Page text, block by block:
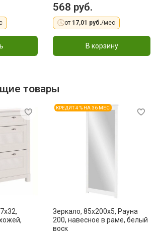
568 руб.
от 17,01 руб./мес
В корзину
товары
КРЕДИТ 4 % НА 36 МЕС
Зеркало, 85x200x5, Рауна
200, навесное в раме, белый
воск